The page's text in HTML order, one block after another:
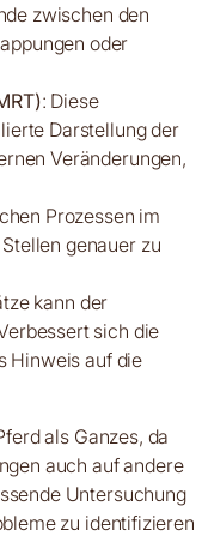
zwischen den
oder
: Diese
Darstellung der
Veränderungen,
Prozessen im
genauer zu
kann der
sich die
Hinweis auf die
als Ganzes, da
auch auf andere
Untersuchung
zu identifizieren